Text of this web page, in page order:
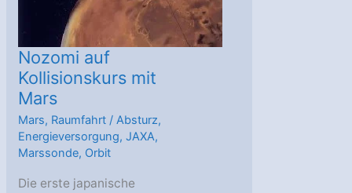
Nozomi auf
Kollisionskurs mit
Mars
Mars, Raumfahrt /Absturz,
Energieversorgung,JAXA,
Marssonde, Orbit
Die erste japanische